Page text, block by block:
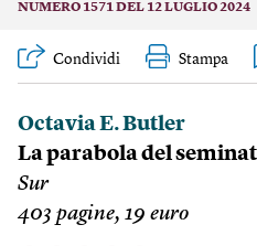
NUMERO 1571 DEL 12 LUGLIO 2024
Condividi Stampa
Octavia E. Butler
La parabola del
Sur
403 pagine, 19 euro